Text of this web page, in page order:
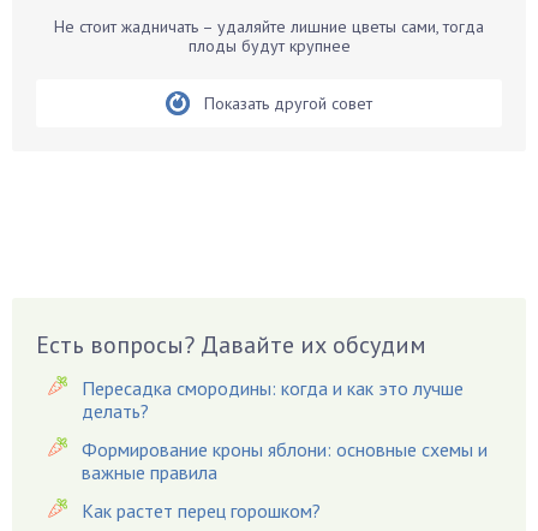
Бирючина
Вишня
Вредители
Гардения
Гацания
Гвоздики
Георгины
Не стоит жадничать – удаляйте лишние цветы сами, тогда
плоды будут крупнее
Показать другой совет
Есть вопросы? Давайте их обсудим
Пересадка смородины: когда и как это лучше
делать?
Формирование кроны яблони: основные схемы и
важные правила
Как растет перец горошком?